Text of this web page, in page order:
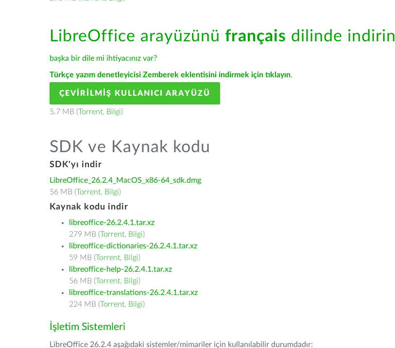
LibreOffice arayüzünü français dilinde indirin
başka bir dile mi ihtiyacınız var?
Türkçe yazım denetleyicisi Zemberek eklentisini indirmek için tıklayın.
ÇEVIRILMIŞ KULLANICI ARAYÜZÜ
5.7 MB (Torrent, Bilgi)
SDK ve Kaynak kodu
SDK'yı indir
LibreOffice_26.2.4_MacOS_x86-64_sdk.dmg
56 MB (Torrent, Bilgi)
Kaynak kodu indir
libreoffice-26.2.4.1.tar.xz
279 MB (Torrent, Bilgi)
libreoffice-dictionaries-26.2.4.1.tar.xz
59 MB (Torrent, Bilgi)
libreoffice-help-26.2.4.1.tar.xz
56 MB (Torrent, Bilgi)
libreoffice-translations-26.2.4.1.tar.xz
224 MB (Torrent, Bilgi)
İşletim Sistemleri
LibreOffice 26.2.4 aşağıdaki sistemler/mimariler için kullanılabilir durumdadır: